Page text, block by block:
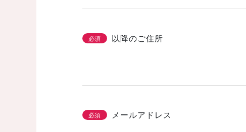
必須 以降のご住所
必須 メールアドレス